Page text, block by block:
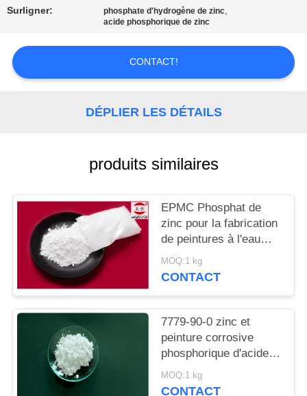
CONTRÔLE
DE
LA
CONTACTER
DEMANDEZ
DEVIS
PLAN
DU
PRIVACY
Surligner: phosphate d'hydrogène de zinc,
acide phosphorique de zinc
CONTACT!
DÉPLIER LES DÉTAILS
produits similaires
EPMC Phosphat de
zinc pour la fabrication
de peintures à l'eau
avec des peintures
antirouille basses en
MOQ:1 kg
CONTACT
7779-90-0 zinc et
peinture corrosive
phosphorique d'acide
d'Acidzinc et
phosphorique anti pour
MOQ:1 kg
CONTACT